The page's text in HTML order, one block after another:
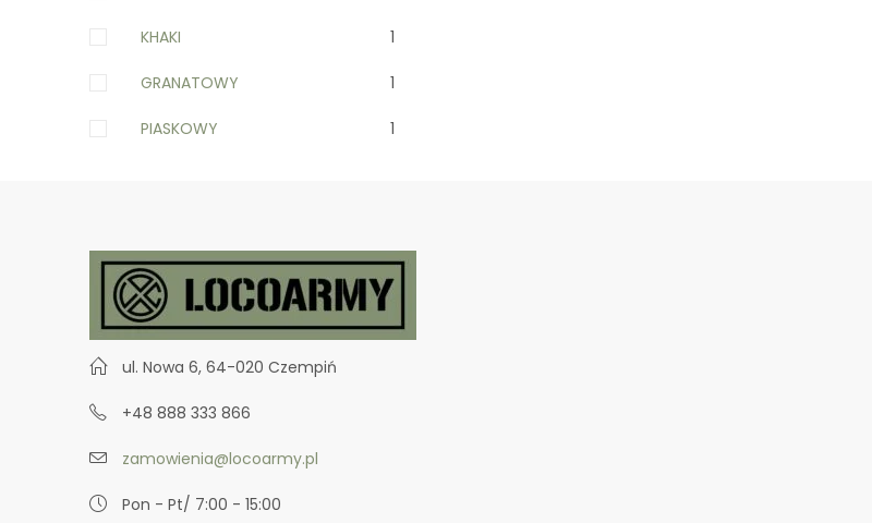
KHAKI 1
GRANATOWY 1
PIASKOWY 1
ul. Nowa 6, 64-020 Czempiń
+48 888 333 866
zamowienia@locoarmy.pl
Pon - Pt/ 7:00 - 15:00